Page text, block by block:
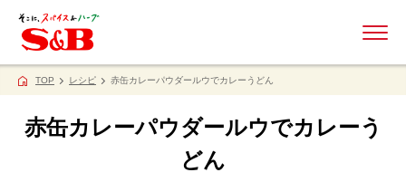
TOP レシピ 赤缶カレーパウダールウでカレーうどん
赤缶カレーパウダールウでカレーう
どん